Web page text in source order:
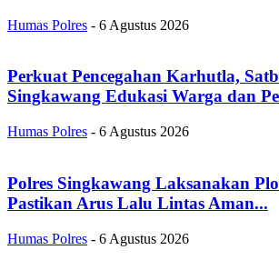
Humas Polres - 6 Agustus 2026
Perkuat Pencegahan Karhutla,
Singkawang Edukasi Warga dan
Humas Polres - 6 Agustus 2026
Polres Singkawang Laksanakan
Pastikan Arus Lalu Lintas Aman...
Humas Polres - 6 Agustus 2026